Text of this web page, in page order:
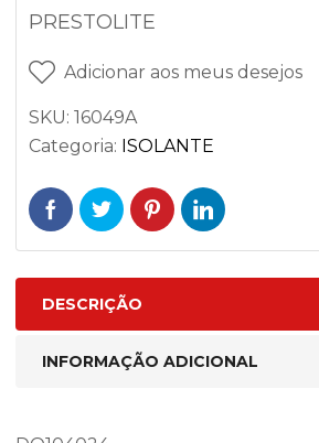
PRESTOLITE
Adicionar aos meus desejos
SKU: 16049A
Categoria: ISOLANTE
DESCRIÇÃO
INFORMAÇÃO ADICIONAL